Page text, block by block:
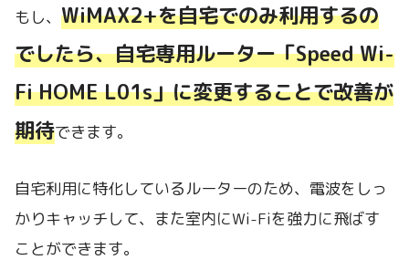
もし、 WiMAX2+を自宅でのみ利用するの
でしたら、自宅専用ルーター「Speed Wi-
Fi HOME L01s」に変更することで改善が
期待できます。
自宅利用に特化しているルーターのため、電波をしっ
かりキャッチして、また室内にWi-Fiを強力に飛ばす
ことができます。